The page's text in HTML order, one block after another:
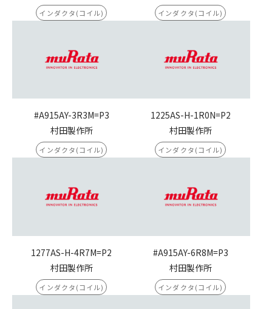
インダクタ(コイル) インダクタ(コイル)
#A915AY-3R3M=P3
村田製作所
インダクタ(コイル)
1225AS-H-1R0N=P2
村田製作所
インダクタ(コイル)
1277AS-H-4R7M=P2
村田製作所
インダクタ(コイル)
#A915AY-6R8M=P3
村田製作所
インダクタ(コイル)